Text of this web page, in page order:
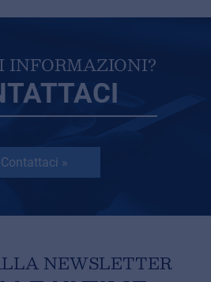
INFORMAZIONI?
Contattaci »
NEWSLETTER